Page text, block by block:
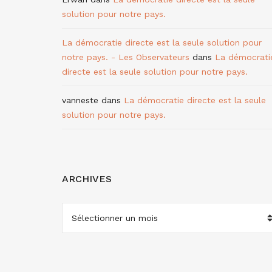
solution pour notre pays.
La démocratie directe est la seule solution pour
notre pays. - Les Observateurs dans La
directe est la seule solution pour notre pays.
vanneste dans La démocratie directe est la seule
solution pour notre pays.
ARCHIVES
ARCHIVES